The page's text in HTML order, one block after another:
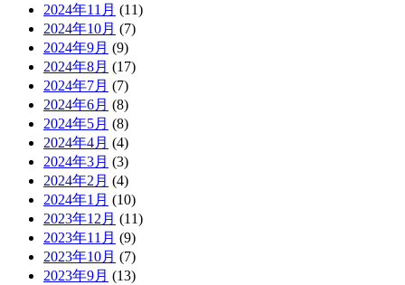
2024年11月 (11)
2024年10月 (7)
2024年9月 (9)
2024年8月 (17)
2024年7月 (7)
2024年6月 (8)
2024年5月 (8)
2024年4月 (4)
2024年3月 (3)
2024年2月 (4)
2024年1月 (10)
2023年12月 (11)
2023年11月 (9)
2023年10月 (7)
2023年9月 (13)